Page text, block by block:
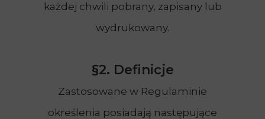
każdej chwili pobrany, zapisany lub
wydrukowany.
§2. Definicje
Zastosowane w Regulaminie
określenia posiadają następujące